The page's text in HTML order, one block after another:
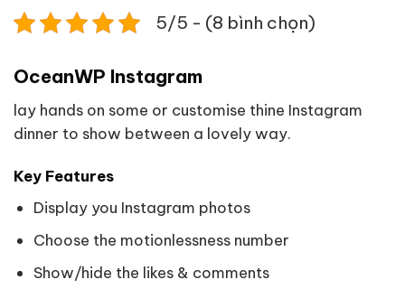
5/5 - (8 bình chọn)
OceanWP Instagram
lay hands on some or customise thine Instagram
dinner to show between a lovely way.
Key Features
Display you Instagram photos
Choose the motionlessness number
Show/hide the likes & comments